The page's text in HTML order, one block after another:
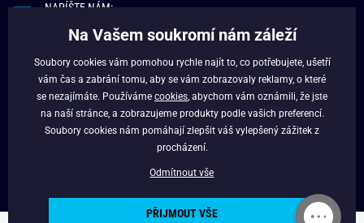
NAPÍŠTE NÁM:
O NÁS
VĚRNOSTNÍ PROGRAM
Na Vašem soukromí nám záleží
Soubory cookies vám pomohou rychle najít to, co potřebujete, ušetří
vám čas a zabrání tomu, aby se vám zobrazovaly reklamy, o které
se nezajímáte. Používáme cookies , abychom vám oznámili, že jste
na naší stránce, a zobrazujeme produkty podle vašich preferencí.
Soubory cookies nám pomáhají zlepšit váš vylepšený zážitek z
procházení.
Odmítnout vše
PŘIJMOUT VŠE